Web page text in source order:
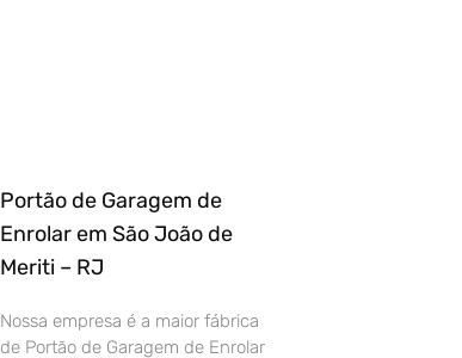
Portão de Garagem de
Enrolar em São João de
Meriti – RJ
Nossa empresa é a maior fábrica
de Portão de Garagem de Enrolar